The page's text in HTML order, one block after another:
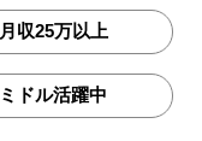
月収25万以上
ミドル活躍中